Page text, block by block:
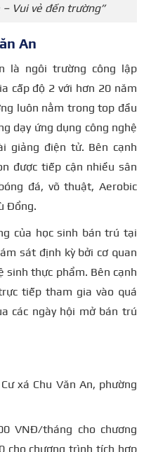
Vui vẻ đến trường”
An
là ngôi trường công lập
cấp độ 2 với hơn 20 năm
luôn nằm trong top đầu
dạy ứng dụng công nghệ
giảng điện tử. Bên cạnh
được tiếp cận nhiều sân
đá, võ thuật, Aerobic
Đổng.
của học sinh bán trú tại
sát định kỳ bởi cơ quan
sinh thực phẩm. Bên cạnh
tiếp tham gia vào quá
các ngày hội mở bán trú
xá Chu Văn An, phường
VNĐ/tháng cho chương
cho chương trình tích hợp